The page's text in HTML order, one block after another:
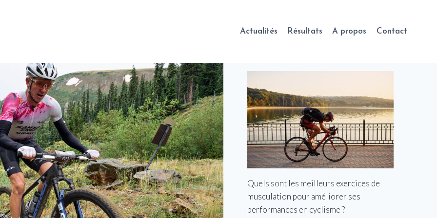
Actualités Résultats A propos Contact
Quels sont les meilleurs exercices de
musculation pour améliorer ses
performances en cyclisme ?